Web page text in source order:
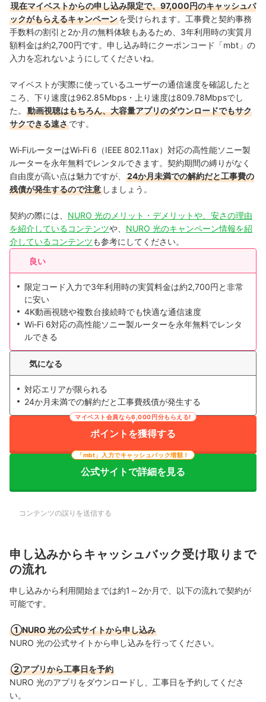
現在マイベストからの申し込み限定で、97,000円のキャッシュバ
ックがもらえるキャンペーンを受けられます。工事費と契約事務
手数料の割引と2か月の無料体験もあるため、3年利用時の実質月
額料金は約2,700円です。申し込み時にクーポンコード「mbt」の
入力を忘れないようにしてくださいね。
マイベストが実際に使っているユーザーの通信速度を確認したと
ころ、下り速度は962.85Mbps・上り速度は809.78Mbpsでし
た。
動画視聴はもちろん、大容量アプリのダウンロードでもサク
サクできる速さです。
Wi‑FiルーターはWi‑Fi 6（IEEE 802.11ax）対応の高性能ソニー製
ルーターを永年無料でレンタルできます。契約期間の縛りがなく
自由度が高い点は魅力ですが、
24か月未満での解約だと工事費の
残債が発生するので注意 しましょう。
契約の際には、 NURO 光のメリット・デメリットや、安さの理由
を紹介しているコンテンツや、 NURO 光のキャンペーン情報を紹
介しているコンテンツも参考にしてください。
良い
限定コード入力で3年利用時の実質料金は約2,700円と非常
に安い
4K動画視聴や複数台接続時でも快適な通信速度
Wi‑Fi 6対応の高性能ソニー製ルーターを永年無料でレンタ
ルできる
気になる
対応エリアが限られる
24か月未満での解約だと工事費残債が発生する
ポイントを獲得する
マイベスト会員なら6,000円分もらえる!
公式サイトで詳細を見る
「mbt」入力でキャッシュバック増額！
コンテンツの誤りを送信する
申し込みからキャッシュバック受け取りまで
の流れ
申し込みから利用開始までは約1～2か月で、以下の流れで契約が
可能です。
①NURO 光の公式サイトから申し込み
NURO 光の公式サイトから申し込みを行ってください。
②アプリから工事日を予約
NURO 光のアプリをダウンロードし、工事日を予約してくださ
い。